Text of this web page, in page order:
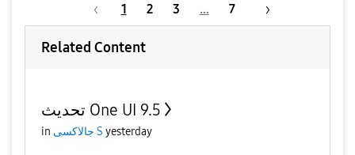
1 2 3 … 7
Related Content
تحديث One UI 9.5
in جالاكسى S yesterday